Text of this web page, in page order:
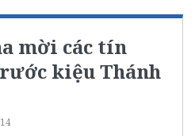
mời các tín
kiệu Thánh